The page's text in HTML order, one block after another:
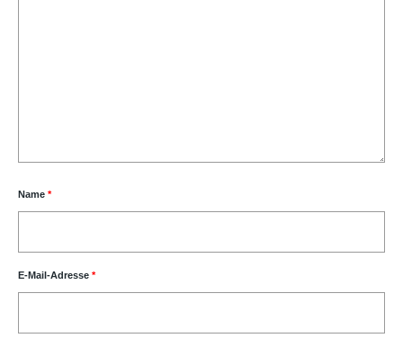
Name *
E-Mail-Adresse *